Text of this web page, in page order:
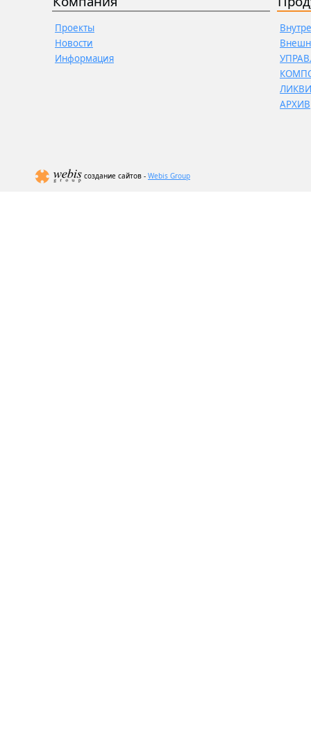
Проекты
Новости
Информация
АРХИВ
создание сайтов - Webis Group